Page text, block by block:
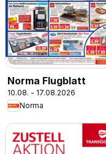
Norma Flugblatt
10.08. - 17.08.2026
Norma